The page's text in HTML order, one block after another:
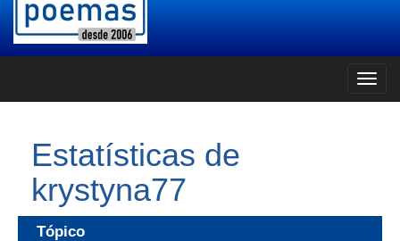
Estatísticas de
krystyna77
Tópico